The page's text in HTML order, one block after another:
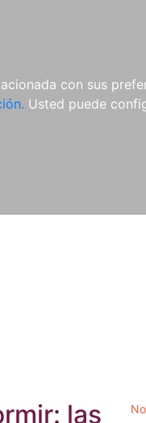
con sus
Usted puede
MATERIAL
COMPLEMENTARIO
las